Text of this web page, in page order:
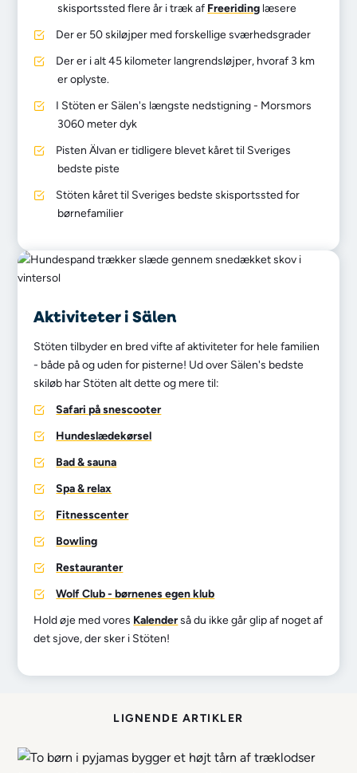
skisportssted flere år i træk af Freeriding læsere
Der er 50 skiløjper med forskellige sværhedsgrader
Der er i alt 45 kilometer langrendsløjper, hvoraf 3 km
er oplyste.
I Stöten er Sälen's længste nedstigning - Morsmors
3060 meter dyk
Pisten Älvan er tidligere blevet kåret til Sveriges
bedste piste
Stöten kåret til Sveriges bedste skisportssted for
børnefamilier
Aktiviteter i Sälen
Stöten tilbyder en bred vifte af aktiviteter for hele familien
- både på og uden for pisterne! Ud over Sälen's bedste
skiløb har Stöten alt dette og mere til:
Safari på snescooter
Hundeslædekørsel
Bad & sauna
Spa & relax
Fitnesscenter
Bowling
Restauranter
Wolf Club - børnenes egen klub
Hold øje med vores Kalenderså du ikke går glip af noget af
det sjove, der sker i Stöten!
LIGNENDE ARTIKLER